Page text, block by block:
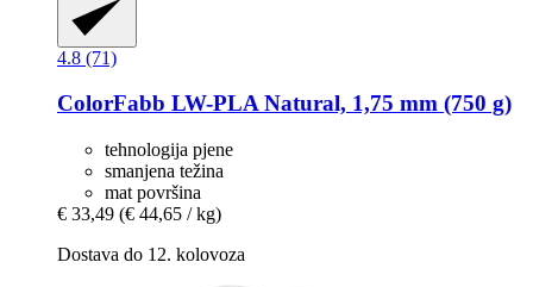
4.8 (71)
ColorFabb LW-​PLA Natural, 1,75 mm (750 g)
tehnologija pjene
smanjena težina
mat površina
€ 33,49 (€ 44,65 / kg)
Dostava do 12. kolovoza